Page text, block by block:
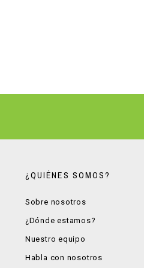
¿QUIÉNES SOMOS?
Sobre nosotros
¿Dónde estamos?
Nuestro equipo
Habla con nosotros